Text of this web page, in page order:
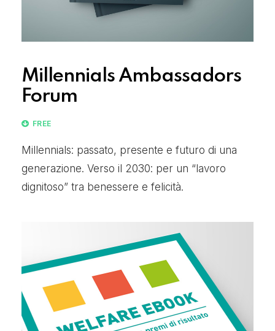
Millennials Ambassadors
Forum
FREE
Millennials: passato, presente e futuro di una
generazione. Verso il 2030: per un “lavoro
dignitoso” tra benessere e felicità.